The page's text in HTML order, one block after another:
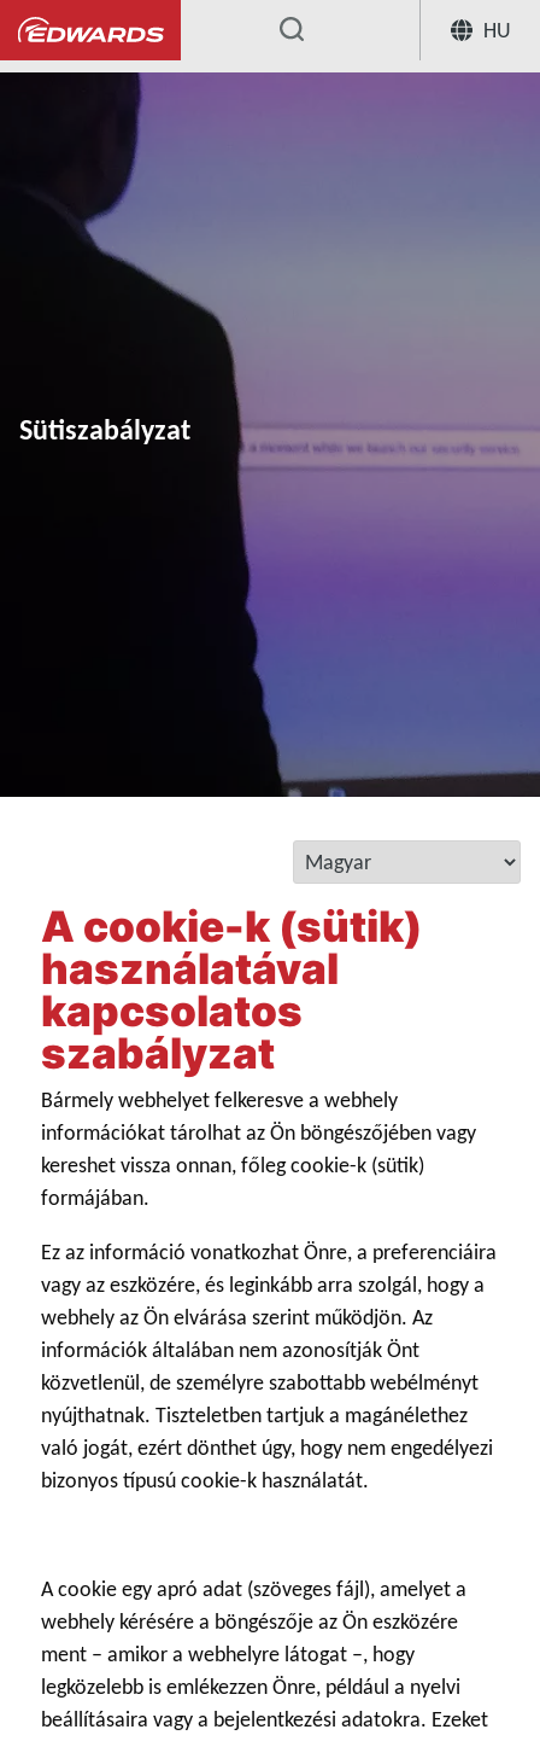
HU
...
Sütiszabályzat
A cookie-k (sütik)
használatával
kapcsolatos
szabályzat
Bármely webhelyet felkeresve a webhely
információkat tárolhat az Ön böngészőjében vagy
kereshet vissza onnan, főleg cookie-k (sütik)
formájában.
Ez az információ vonatkozhat Önre, a preferenciáira
vagy az eszközére, és leginkább arra szolgál, hogy a
webhely az Ön elvárása szerint működjön. Az
információk általában nem azonosítják Önt
közvetlenül, de személyre szabottabb webélményt
nyújthatnak. Tiszteletben tartjuk a magánélethez
való jogát, ezért dönthet úgy, hogy nem engedélyezi
bizonyos típusú cookie-k használatát.
A cookie egy apró adat (szöveges fájl), amelyet a
webhely kérésére a böngészője az Ön eszközére
ment – amikor a webhelyre látogat –, hogy
legközelebb is emlékezzen Önre, például a nyelvi
beállításaira vagy a bejelentkezési adatokra. Ezeket